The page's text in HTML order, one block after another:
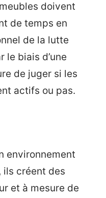
doivent
de temps en
de la lutte
le biais d’une
de juger si les
actifs ou pas.
environnement
ils créent des
et à mesure de